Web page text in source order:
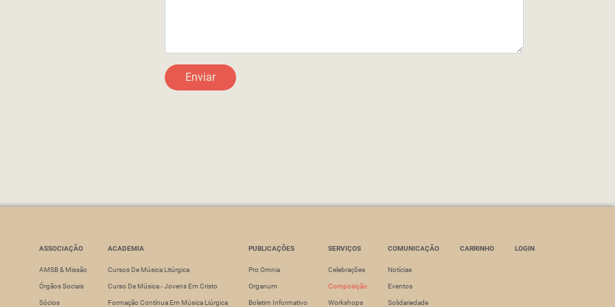
Enviar
ASSOCIAÇÃO
AMSB & Missão
Órgãos Sociais
Sócios
ACADEMIA
Cursos De Música Litúrgica
Curso De Música - Jovens Em Cristo
Formação Contínua Em Música Liúrgica
PUBLICAÇÕES
Pro Omnia
Organum
Boletim Informativo
SERVIÇOS
Celebrações
Composição
Workshops
COMUNICAÇÃO
Notícias
Eventos
Solidariedade
CARRINHO LOGIN